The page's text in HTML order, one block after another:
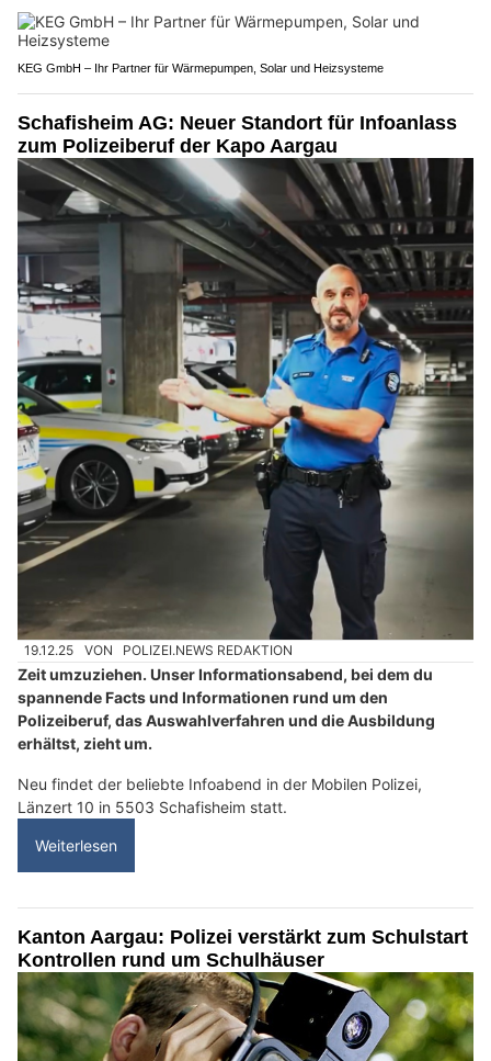
KEG GmbH – Ihr Partner für Wärmepumpen, Solar und Heizsysteme
Schafisheim AG: Neuer Standort für Infoanlass
zum Polizeiberuf der Kapo Aargau
19.12.25 VON POLIZEI.NEWS REDAKTION
Zeit umzuziehen. Unser Informationsabend, bei dem du
spannende Facts und Informationen rund um den
Polizeiberuf, das Auswahlverfahren und die Ausbildung
erhältst, zieht um.
Neu findet der beliebte Infoabend in der Mobilen Polizei,
Länzert 10 in 5503 Schafisheim statt.
Weiterlesen
Kanton Aargau: Polizei verstärkt zum Schulstart
Kontrollen rund um Schulhäuser